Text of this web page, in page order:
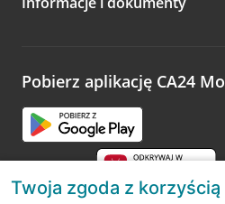
Zachęcamy do podzielenia się z
opinie.
Pobierz aplikację CA24
Twoja zgoda z